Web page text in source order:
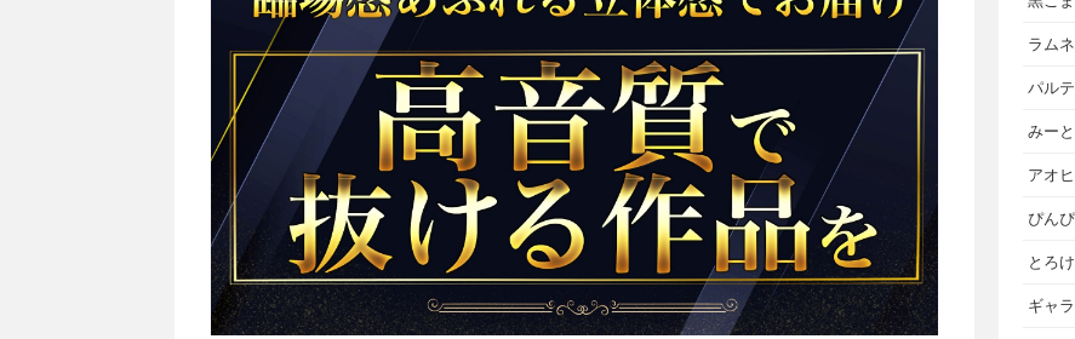
ラム
パル
みー
アオ
ぴん
とろ
ギャ